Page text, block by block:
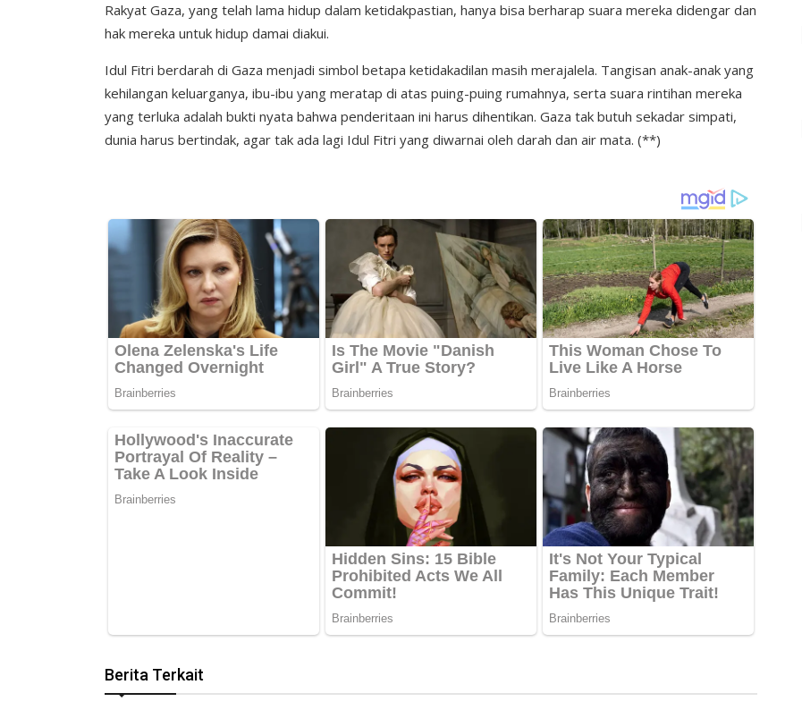
Rakyat Gaza, yang telah lama hidup dalam ketidakpastian, hanya bisa berharap suara mereka didengar dan
hak mereka untuk hidup damai diakui.
Idul Fitri berdarah di Gaza menjadi simbol betapa ketidakadilan masih merajalela. Tangisan anak-anak yang
kehilangan keluarganya, ibu-ibu yang meratap di atas puing-puing rumahnya, serta suara rintihan mereka
yang terluka adalah bukti nyata bahwa penderitaan ini harus dihentikan. Gaza tak butuh sekadar simpati,
dunia harus bertindak, agar tak ada lagi Idul Fitri yang diwarnai oleh darah dan air mata. (**)
Berita Terkait